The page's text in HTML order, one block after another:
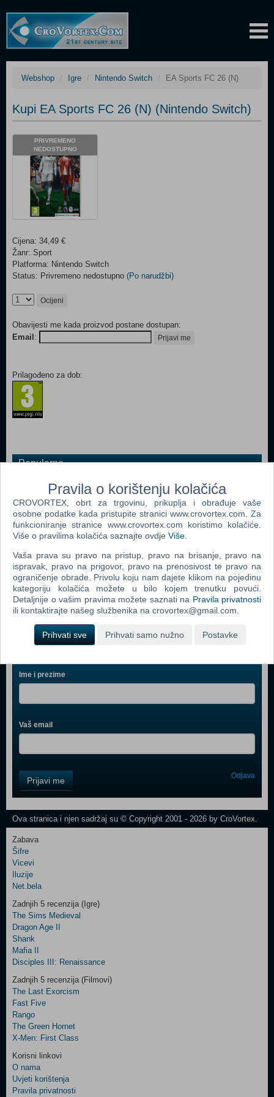
Webshop Igre Nintendo Switch EA Sports FC 26 (N)
Kupi EA Sports FC 26 (N) (Nintendo Switch)
PRIVREMENO
NEDOSTUPNO
Cijena: 34,49 €
Žanr: Sport
Platforma: Nintendo Switch
Status: Privremeno nedostupno (Po narudžbi)
Ocijeni
Obavijesti me kada proizvod postane dostupan:
Email : Prijavi me
Prilagođeno za dob:
Popularno
RBI Baseball 2017 (N) (Nintendo Switch)
Carnival Games (Code in a box) (N) (Nintendo Switch)
Rocket League Collector’s Edition (N) (Nintendo Switch)
Super Mario Party (N) (Nintendo Switch)
Go Vacation (N) (Nintendo Switch)
WWE 2K18 (N) (Nintendo Switch)
Ime i prezime
Vaš email
Field
One
Control
Two
Newsletter
Control
Field
Three
Prijavi me Odjava
Ova stranica i njen sadržaj su © Copyright 2001 - 2026 by CroVortex.
Zabava
Šifre
Vicevi
Iluzije
Net.bela
Zadnjih 5 recenzija (Igre)
The Sims Medieval
Dragon Age II
Shank
Mafia II
Disciples III: Renaissance
Zadnjih 5 recenzija (Filmovi)
The Last Exorcism
Fast Five
Rango
The Green Hornet
X-Men: First Class
Korisni linkovi
O nama
Uvjeti korištenja
Pravila privatnosti
Pravila o korištenju kolačića
CROVORTEX, obrt za trgovinu, prikuplja i obrađuje vaše
osobne podatke kada pristupite stranici www.crovortex.com. Za
funkcioniranje stranice www.crovortex.com koristimo kolačiće.
Više o pravilima kolačića saznajte ovdje Više
Vaša prava su pravo na pristup, pravo na brisanje, pravo na
ispravak, pravo na prigovor, pravo na prenosivost te pravo na
ograničenje obrade. Privolu koju nam dajete klikom na pojedinu
kategoriju kolačića možete u bilo kojem trenutku povući.
Detaljnije o vašim pravima možete saznati na Pravila privatnosti
ili kontaktirajte našeg službenika na crovortex@gmail.com.
Prihvati sve Prihvati samo nužno Postavke